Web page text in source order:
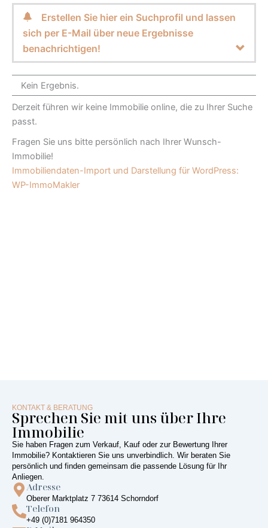
Erstellen Sie hier ein Suchprofil und lassen
sich per E-Mail über neue Ergebnisse
benachrichtigen!
Kein Ergebnis.
Derzeit führen wir keine Immobilie online, die zu Ihrer Suche
passt.
Fragen Sie uns bitte persönlich nach Ihrer Wunsch-
Immobilie!
Immobiliendaten-Import und Darstellung für WordPress:
WP-ImmoMakler
KONTAKT & BERATUNG
Sprechen Sie mit uns über Ihre
Immobilie
Sie haben Fragen zum Verkauf, Kauf oder zur Bewertung Ihrer
Immobilie? Kontaktieren Sie uns unverbindlich. Wir beraten Sie
persönlich und finden gemeinsam die passende Lösung für Ihr
Anliegen.
Adresse
Oberer Marktplatz 7 73614 Schorndorf
Telefon
+49 (0)7181 964350